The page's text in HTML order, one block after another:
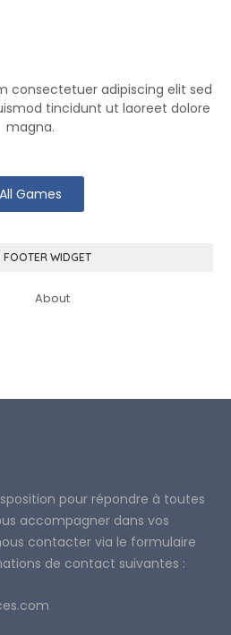
consectetuer adipiscing elit sed
tincidunt ut laoreet dolore
magna.
All Games
FOOTER WIDGET
About
pour répondre à toutes
accompagner dans vos
contacter via le formulaire
de contact suivantes :